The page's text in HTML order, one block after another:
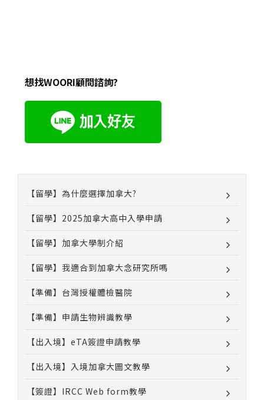
想找WOORI顧問諮詢?
【留學】為什麼選擇加拿大?
【留學】2025加拿大高中入學申請
【留學】加拿大學制介紹
【留學】我適合到加拿大念研究所嗎
【準備】台灣授權體檢醫院
【準備】申請生物辨識教學
【出入境】eTA簽證申請教學
【出入境】入境加拿大圖文教學
【簽證】IRCC Web form教學